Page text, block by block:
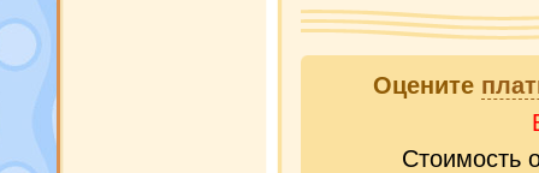
Оцените
Стоимость